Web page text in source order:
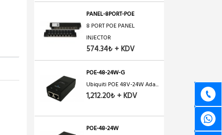
PANEL-8PORT-POE
8 PORT POE PANEL
INJECTOR
574.34₺ + KDV
POE-48-24W-G
Ubiquiti POE 48V-24W Ada...
1,212.20₺ + KDV
POE-48-24W